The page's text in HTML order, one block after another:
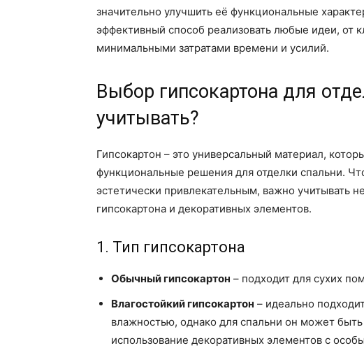
значительно улучшить её функциональные
эффективный способ реализовать любые идеи, от
минимальными затратами времени и усилий.
Выбор гипсокартона для
учитывать?
Гипсокартон – это универсальный материал,
функциональные решения для отделки спальни.
эстетически привлекательным, важно учитывать
гипсокартона и декоративных элементов.
1. Тип гипсокартона
Обычный гипсокартон – подходит для сухих
Влагостойкий гипсокартон – идеально
влажностью, однако для спальни он может
использование декоративных элементов с